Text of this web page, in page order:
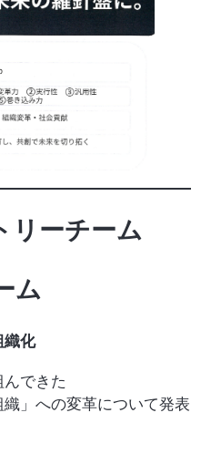
リーチーム
ム
織化
できた
織」への変革について発表